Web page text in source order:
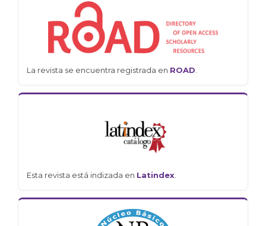
La revista se encuentra registrada en ROAD.
Esta revista está indizada en Latindex.